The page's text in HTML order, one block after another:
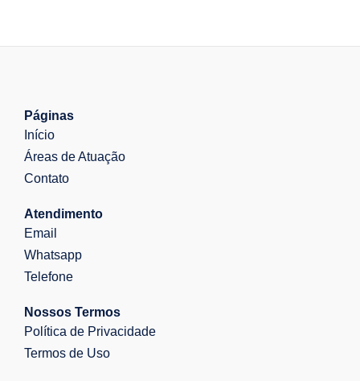
Páginas
Início
Áreas de Atuação
Contato
Atendimento
Email
Whatsapp
Telefone
Nossos Termos
Política de Privacidade
Termos de Uso